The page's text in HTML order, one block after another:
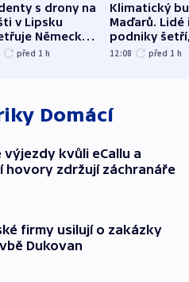
s drony na
v Lipsku
Německo
úmyslný pokus
před 1 h
Klimatický
Maďarů. Lidé
podniky
omezuje se
12:08 před 1 h
Domácí
výjezdy kvůli eCallu a
hovory zdržují záchranáře
firmy usilují o zakázky
Dukovan